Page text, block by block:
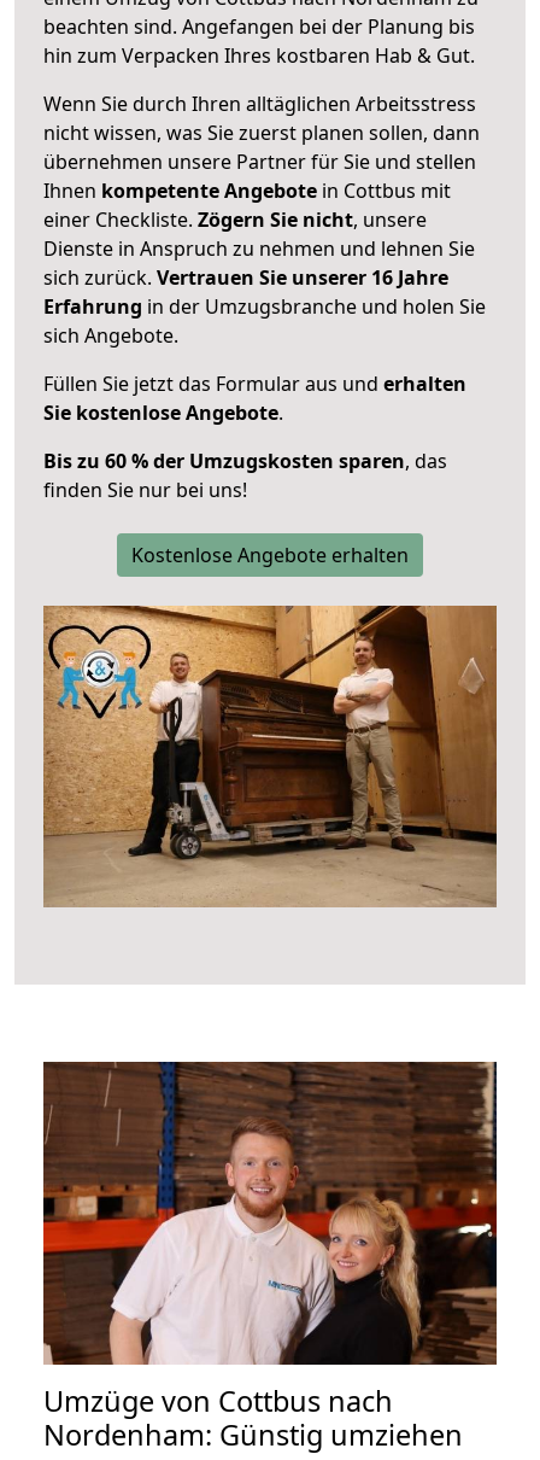
beachten sind. Angefangen bei der Planung bis
hin zum Verpacken Ihres kostbaren Hab & Gut.
Wenn Sie durch Ihren alltäglichen Arbeitsstress
nicht wissen, was Sie zuerst planen sollen, dann
übernehmen unsere Partner für Sie und stellen
Ihnen kompetente Angebote in Cottbus mit
einer Checkliste. Zögern Sie nicht, unsere
Dienste in Anspruch zu nehmen und lehnen Sie
sich zurück. Vertrauen Sie unserer 16 Jahre
Erfahrung in der Umzugsbranche und holen Sie
sich Angebote.
Füllen Sie jetzt das Formular aus und erhalten
Sie kostenlose Angebote.
Bis zu 60 % der Umzugskosten sparen, das
finden Sie nur bei uns!
Kostenlose Angebote erhalten
Umzüge von Cottbus nach
Nordenham: Günstig umziehen